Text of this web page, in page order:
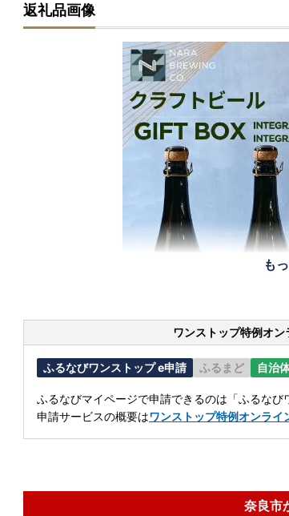
返礼品画像
も
ワンストップ特例オン
ふるなびワンストップ e申請 ふるまど 自治
ふるなびマイページで申請できるのは「ふるな
申請サービスの概要はワンストップ特例オンライ
奈良市